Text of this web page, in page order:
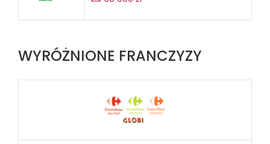
WYRÓŻNIONE FRANCZYZY